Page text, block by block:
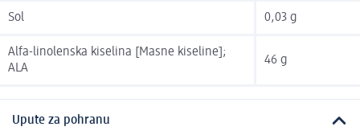
Sol 0,03 g
Alfa-linolenska kiselina [Masne kiseline];
ALA
46 g
Upute za pohranu